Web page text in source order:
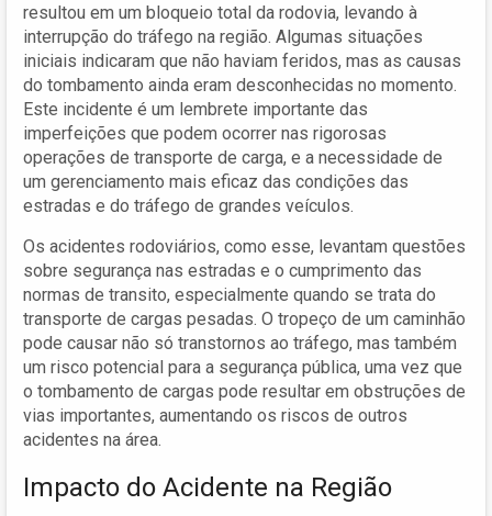
resultou em um bloqueio total da rodovia, levando à
interrupção do tráfego na região. Algumas situações
iniciais indicaram que não haviam feridos, mas as causas
do tombamento ainda eram desconhecidas no momento.
Este incidente é um lembrete importante das
imperfeições que podem ocorrer nas rigorosas
operações de transporte de carga, e a necessidade de
um gerenciamento mais eficaz das condições das
estradas e do tráfego de grandes veículos.
Os acidentes rodoviários, como esse, levantam questões
sobre segurança nas estradas e o cumprimento das
normas de transito, especialmente quando se trata do
transporte de cargas pesadas. O tropeço de um caminhão
pode causar não só transtornos ao tráfego, mas também
um risco potencial para a segurança pública, uma vez que
o tombamento de cargas pode resultar em obstruções de
vias importantes, aumentando os riscos de outros
acidentes na área.
Impacto do Acidente na Região